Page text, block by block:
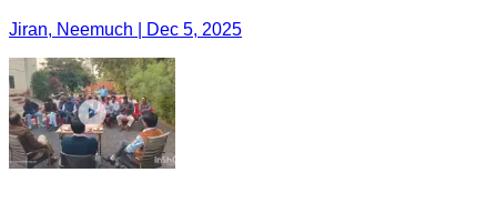
Jiran, Neemuch | Dec 5, 2025